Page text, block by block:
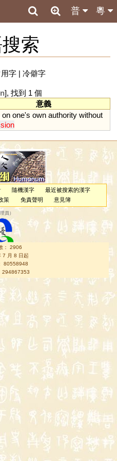
粵
普
索
字| 冷僻字
], 找到 1 個
意義
on one's own authority without
隨機漢字
最近被搜索的漢字
策 免責聲明 意見簿
員）
： 2906
7 月 8 日起
80558948
294867353